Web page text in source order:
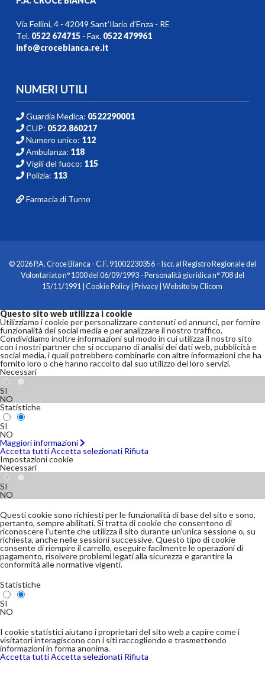
Via Fellini, 4 - 42049 Sant’Ilario d’Enza - RE
Tel. 0522 674715- Fax. 0522 479961
info@crocebianca.re.it
NUMERI UTILI
Guardia Medica: 0522290001
CUP: 0522.860217
Numero unico: 112
Ambulanza: 118
Vigili del fuoco: 115
Polizia: 113
Farmacia di Turno
© 2026 P.A. Croce Bianca - C.F. 91002230356 – Iscr. al Registro Regionale del
Volontariato n° 1000 del 06/09/1993 - Personalità giuridica n° 708 del
15/11/1991 |Cookie Policy|Privacy| Website byClicom
Questo sito web utilizza i cookie
Utilizziamo i cookie per personalizzare contenuti ed annunci, per fornire
funzionalità dei social media e per analizzare il nostro traffico.
Condividiamo inoltre informazioni sul modo in cui utilizza il nostro sito
con i nostri partner che si occupano di analisi dei dati web, pubblicità e
social media, i quali potrebbero combinarle con altre informazioni che ha
fornito loro o che hanno raccolto dal suo utilizzo dei loro servizi.
Necessari
SI
NO
Statistiche
SI
NO
Maggiori informazioni
Accetta tuttiAccetta selezionati Rifiuta
Impostazioni cookie
Necessari
SI
NO
Questi cookie sono richiesti per le funzionalità di base del sito e sono,
pertanto, sempre abilitati. Si tratta di cookie che consentono di
riconoscere l'utente che utilizza il sito durante un'unica sessione o, su
richiesta, anche nelle sessioni successive. Questo tipo di cookie
consente di riempire il carrello, eseguire facilmente le operazioni di
pagamento, risolvere problemi legati alla sicurezza e garantire la
conformità alle normative vigenti.
Statistiche
SI
NO
I cookie statistici aiutano i proprietari del sito web a capire come i
visitatori interagiscono con i siti raccogliendo e trasmettendo
informazioni in forma anonima.
Accetta tuttiAccetta selezionati Rifiuta